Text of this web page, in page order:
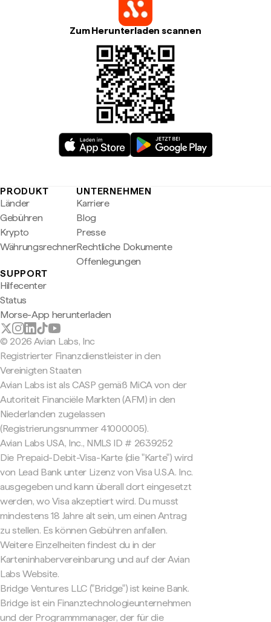
Zum Herunterladen scannen
PRODUKT
Länder
Gebühren
Krypto
Währungsrechner
UNTERNEHMEN
Karriere
Blog
Presse
Rechtliche Dokumente
Offenlegungen
SUPPORT
Hilfecenter
Status
Morse-App herunterladen
© 2026 Avian Labs, Inc
Registrierter Finanzdienstleister in den
Vereinigten Staaten
Avian Labs ist als CASP gemäß MiCA von der
Autoriteit Financiële Markten (AFM) in den
Niederlanden zugelassen
(Registrierungsnummer 41000005).
Avian Labs USA, Inc., NMLS ID # 2639252
Die Prepaid-Debit-Visa-Karte (die "Karte") wird
von Lead Bank unter Lizenz von Visa U.S.A. Inc.
ausgegeben und kann überall dort eingesetzt
werden, wo Visa akzeptiert wird. Du musst
mindestens 18 Jahre alt sein, um einen Antrag
zu stellen. Es können Gebühren anfallen.
Weitere Einzelheiten findest du in der
Karteninhabervereinbarung und auf der Avian
Labs Website.
Bridge Ventures LLC ("Bridge") ist keine Bank.
Bridge ist ein Finanztechnologieunternehmen
und der Programmmanager, der für die